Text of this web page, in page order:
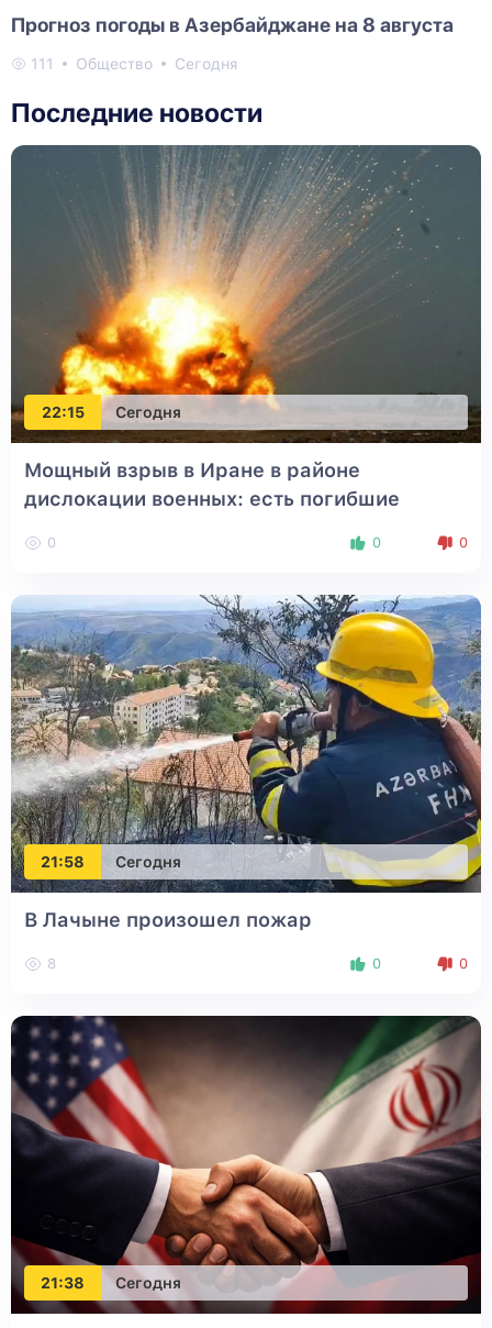
Прогноз погоды в Азербайджане на 8 августа
111 Общество Сегодня
Последние новости
22:15 Сегодня
Мощный взрыв в Иране в районе
дислокации военных: есть погибшие
0 0 0
21:58 Сегодня
В Лачыне произошел пожар
8 0 0
21:38 Сегодня